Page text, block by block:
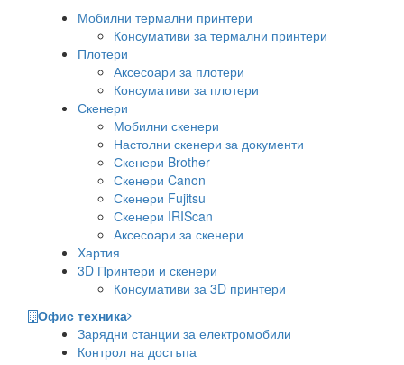
Мобилни термални принтери
Консумативи за термални принтери
Плотери
Аксесоари за плотери
Консумативи за плотери
Скенери
Мобилни скенери
Настолни скенери за документи
Скенери Brother
Скенери Canon
Скенери Fujitsu
Скенери IRIScan
Аксесоари за скенери
Хартия
3D Принтери и скенери
Консумативи за 3D принтери
Офис техника
Зарядни станции за електромобили
Контрол на достъпа